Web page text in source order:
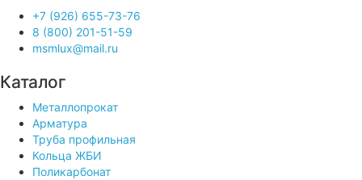
+7 (926) 655-73-76
8 (800) 201-51-59
msmlux@mail.ru
Каталог
Металлопрокат
Арматура
Труба профильная
Кольца ЖБИ
Поликарбонат